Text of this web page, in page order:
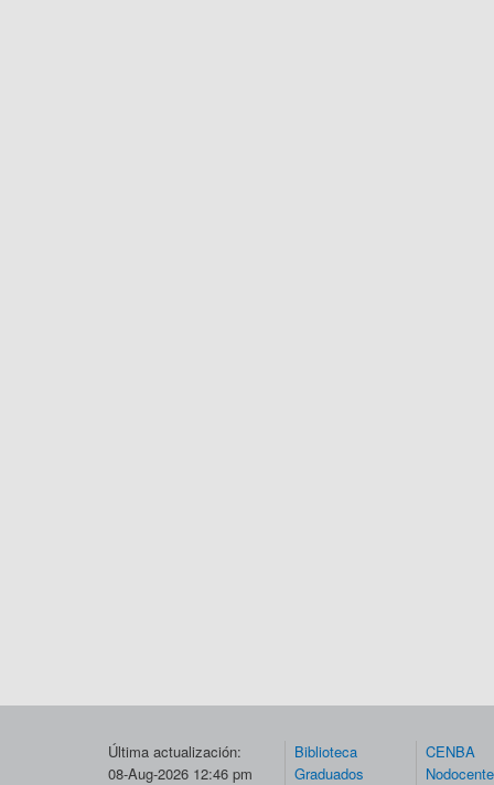
Última actualización:
08-Aug-2026 12:46 pm
Biblioteca
Graduados
CENBA